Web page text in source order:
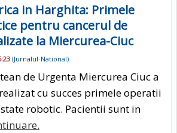
in Harghita: Primele
pentru cancerul de
la Miercurea-Ciuc
(Jurnalul-National)
de Urgenta Miercurea Ciuc a
cu succes primele operatii
robotic. Pacientii sunt in